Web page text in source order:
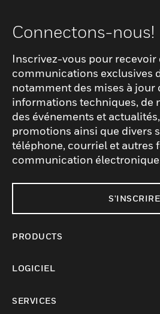
Connectons-nous!
Inscrivez-vous pour recevoir
communications exclusives
notamment des mises à jour
informations techniques, de
des événements et
promotions ainsi que divers
téléphone, courriel et autres
communication
S'INSCRIRE
PRODUCTS
LOGICIEL
SERVICES